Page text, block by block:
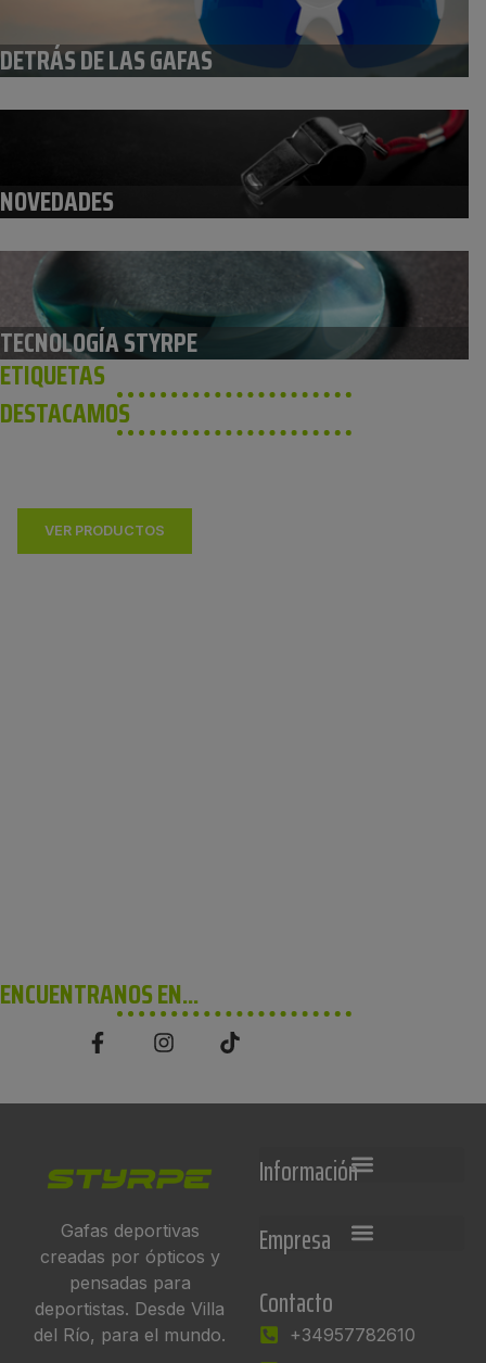
DETRÁS DE LAS GAFAS
NOVEDADES
TECNOLOGÍA STYRPE
ETIQUETAS
DESTACAMOS
VER PRODUCTOS
ENCUENTRANOS EN...
Gafas deportivas
creadas por ópticos y
pensadas para
deportistas. Desde Villa
del Río, para el mundo.
Información
Empresa
Contacto
+34957782610